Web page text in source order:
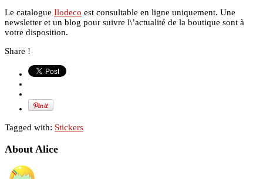
Le catalogue Ilodeco est consultable en ligne uniquement. Une
newsletter et un blog pour suivre l\’actualité de la boutique sont à
votre disposition.
Share !
Tagged with: Stickers
About Alice